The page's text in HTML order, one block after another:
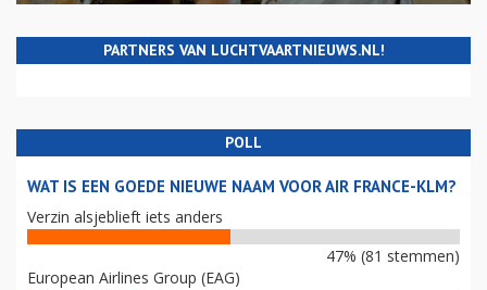
PARTNERS VAN LUCHTVAARTNIEUWS.NL!
POLL
WAT IS EEN GOEDE NIEUWE NAAM VOOR AIR FRANCE-KLM?
Verzin alsjeblieft iets anders
47% (81 stemmen)
European Airlines Group (EAG)